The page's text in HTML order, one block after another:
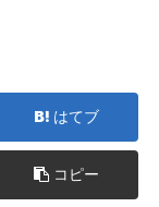
はてブ
コピー